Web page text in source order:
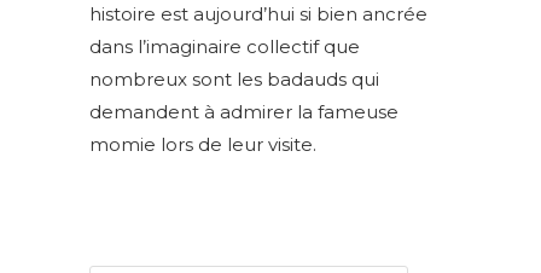
histoire est aujourd’hui si bien ancrée
dans l’imaginaire collectif que
nombreux sont les badauds qui
demandent à admirer la fameuse
momie lors de leur visite.